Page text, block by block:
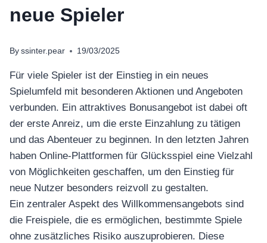
neue Spieler
By ssinter.pear 19/03/2025
Für viele Spieler ist der Einstieg in ein neues
Spielumfeld mit besonderen Aktionen und Angeboten
verbunden. Ein attraktives Bonusangebot ist dabei oft
der erste Anreiz, um die erste Einzahlung zu tätigen
und das Abenteuer zu beginnen. In den letzten Jahren
haben Online-Plattformen für Glücksspiel eine Vielzahl
von Möglichkeiten geschaffen, um den Einstieg für
neue Nutzer besonders reizvoll zu gestalten.
Ein zentraler Aspekt des Willkommensangebots sind
die Freispiele, die es ermöglichen, bestimmte Spiele
ohne zusätzliches Risiko auszuprobieren. Diese